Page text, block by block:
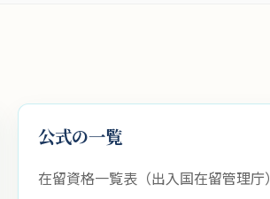
公式の一覧
在留資格一覧表（出入国在留管理庁）